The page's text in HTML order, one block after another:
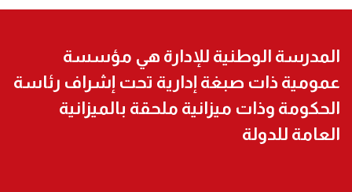
المدرسة الوطنية للإدارة هي مؤسسة
عمومية ذات صبغة إدارية تحت إشراف رئاسة
الحكومة وذات ميزانية ملحقة بالميزانية
العامة للدولة